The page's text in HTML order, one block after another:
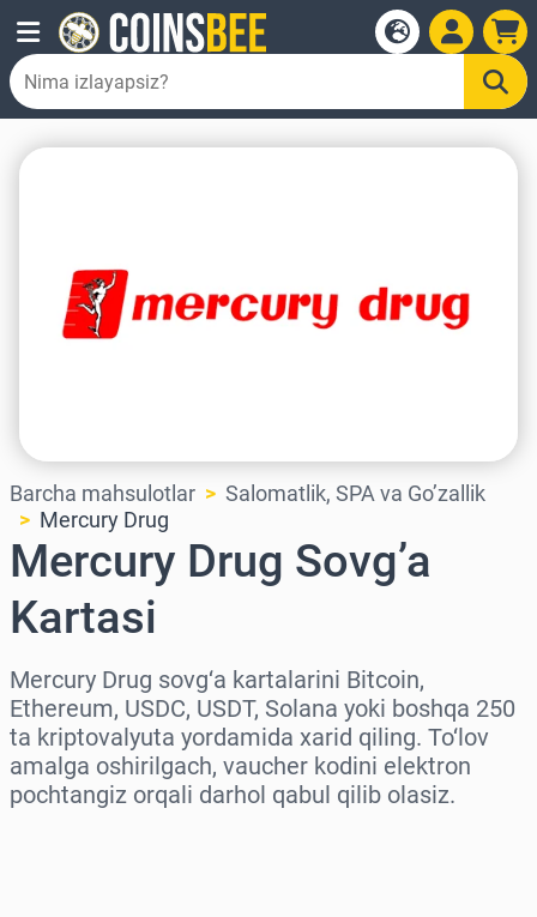
Barcha mahsulotlar
Salomatlik, SPA va Go’zallik
Mercury Drug
Mercury Drug Sovg’a
Kartasi
Mercury Drug sovg‘a kartalarini Bitcoin,
Ethereum, USDC, USDT, Solana yoki boshqa 250
ta kriptovalyuta yordamida xarid qiling. To‘lov
amalga oshirilgach, vaucher kodini elektron
pochtangiz orqali darhol qabul qilib olasiz.